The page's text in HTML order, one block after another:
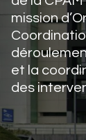
mission
et la
des